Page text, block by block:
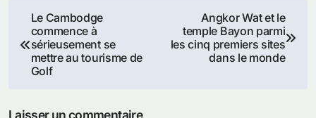
Navigation
de
l’article
Le Cambodge
commence à
sérieusement se
mettre au tourisme de
Golf
Angkor Wat et le
temple Bayon parmi
les cinq premiers sites
dans le monde